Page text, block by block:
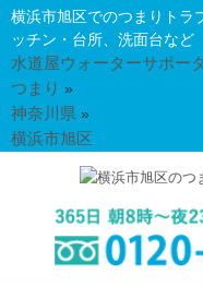
横浜市旭区でのつまりトラ
ッチン・台所、洗面台など
水道屋ウォーターサポー
つまり »
神奈川県 »
横浜市旭区